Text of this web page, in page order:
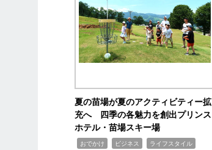
夏の苗場が夏のアクティビティー拡
充へ 四季の各魅力を創出プリンス
ホテル・苗場スキー場
おでかけ ビジネス ライフスタイル